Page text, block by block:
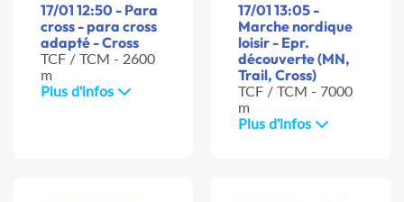
17/01 12:50 - Para
cross - para cross
adapté - Cross
TCF / TCM - 2600
m
Plus d'infos
17/01 13:05 -
Marche nordique
loisir - Epr.
découverte (MN,
Trail, Cross)
TCF / TCM - 7000
m
Plus d'infos